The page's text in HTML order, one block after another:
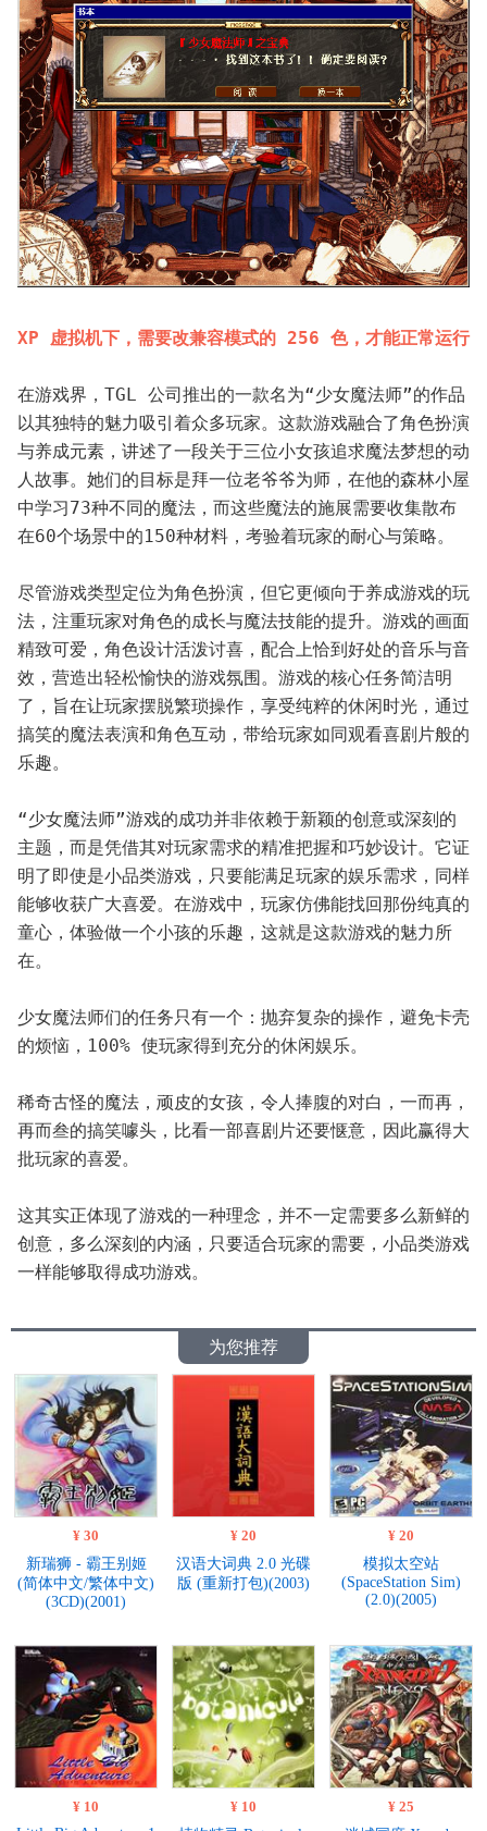
XP 虚拟机下，需要改兼容模式的 256 色，才能正常运行
在游戏界，TGL 公司推出的一款名为“少女魔法师”的作品
以其独特的魅力吸引着众多玩家。这款游戏融合了角色扮演
与养成元素，讲述了一段关于三位小女孩追求魔法梦想的动
人故事。她们的目标是拜一位老爷爷为师，在他的森林小屋
中学习73种不同的魔法，而这些魔法的施展需要收集散布
在60个场景中的150种材料，考验着玩家的耐心与策略。
尽管游戏类型定位为角色扮演，但它更倾向于养成游戏的玩
法，注重玩家对角色的成长与魔法技能的提升。游戏的画面
精致可爱，角色设计活泼讨喜，配合上恰到好处的音乐与音
效，营造出轻松愉快的游戏氛围。游戏的核心任务简洁明
了，旨在让玩家摆脱繁琐操作，享受纯粹的休闲时光，通过
搞笑的魔法表演和角色互动，带给玩家如同观看喜剧片般的
乐趣。
“少女魔法师”游戏的成功并非依赖于新颖的创意或深刻的
主题，而是凭借其对玩家需求的精准把握和巧妙设计。它证
明了即使是小品类游戏，只要能满足玩家的娱乐需求，同样
能够收获广大喜爱。在游戏中，玩家仿佛能找回那份纯真的
童心，体验做一个小孩的乐趣，这就是这款游戏的魅力所
在。
少女魔法师们的任务只有一个：抛弃复杂的操作，避免卡壳
的烦恼，100% 使玩家得到充分的休闲娱乐。
稀奇古怪的魔法，顽皮的女孩，令人捧腹的对白，一而再，
再而叁的搞笑噱头，比看一部喜剧片还要惬意，因此赢得大
批玩家的喜爱。
这其实正体现了游戏的一种理念，并不一定需要多么新鲜的
创意，多么深刻的内涵，只要适合玩家的需要，小品类游戏
一样能够取得成功游戏。
为您推荐
¥ 30
新瑞狮 - 霸王别姬
(简体中文/繁体中文)
(3CD)(2001)
¥ 20
汉语大词典 2.0 光碟
版 (重新打包)(2003)
¥ 20
模拟太空站
(SpaceStation Sim)
(2.0)(2005)
¥ 10
¥ 10
¥ 25